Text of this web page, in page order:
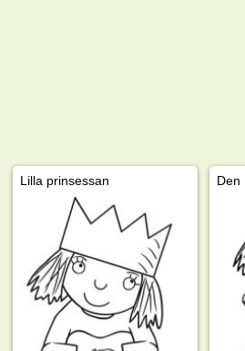
Lilla prinsessan